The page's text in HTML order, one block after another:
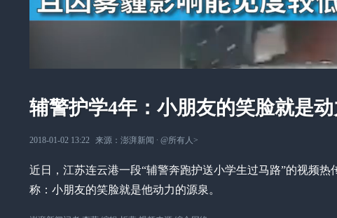
辅警护学4年：小朋友的笑脸就是动
2018-01-02 13:22 来源： 澎湃新闻 ∙ @所有人 >
近日，江苏连云港一段“辅警奔跑护送小学生过马路”的视频
称：小朋友的笑脸就是他动力的源泉。